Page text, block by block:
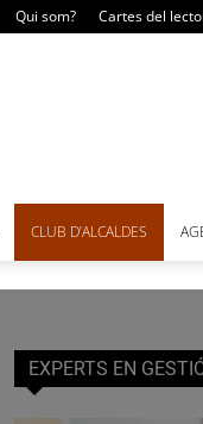
Qui som? Cartes del
CLUB D’ALCALDES
EXPERTS EN